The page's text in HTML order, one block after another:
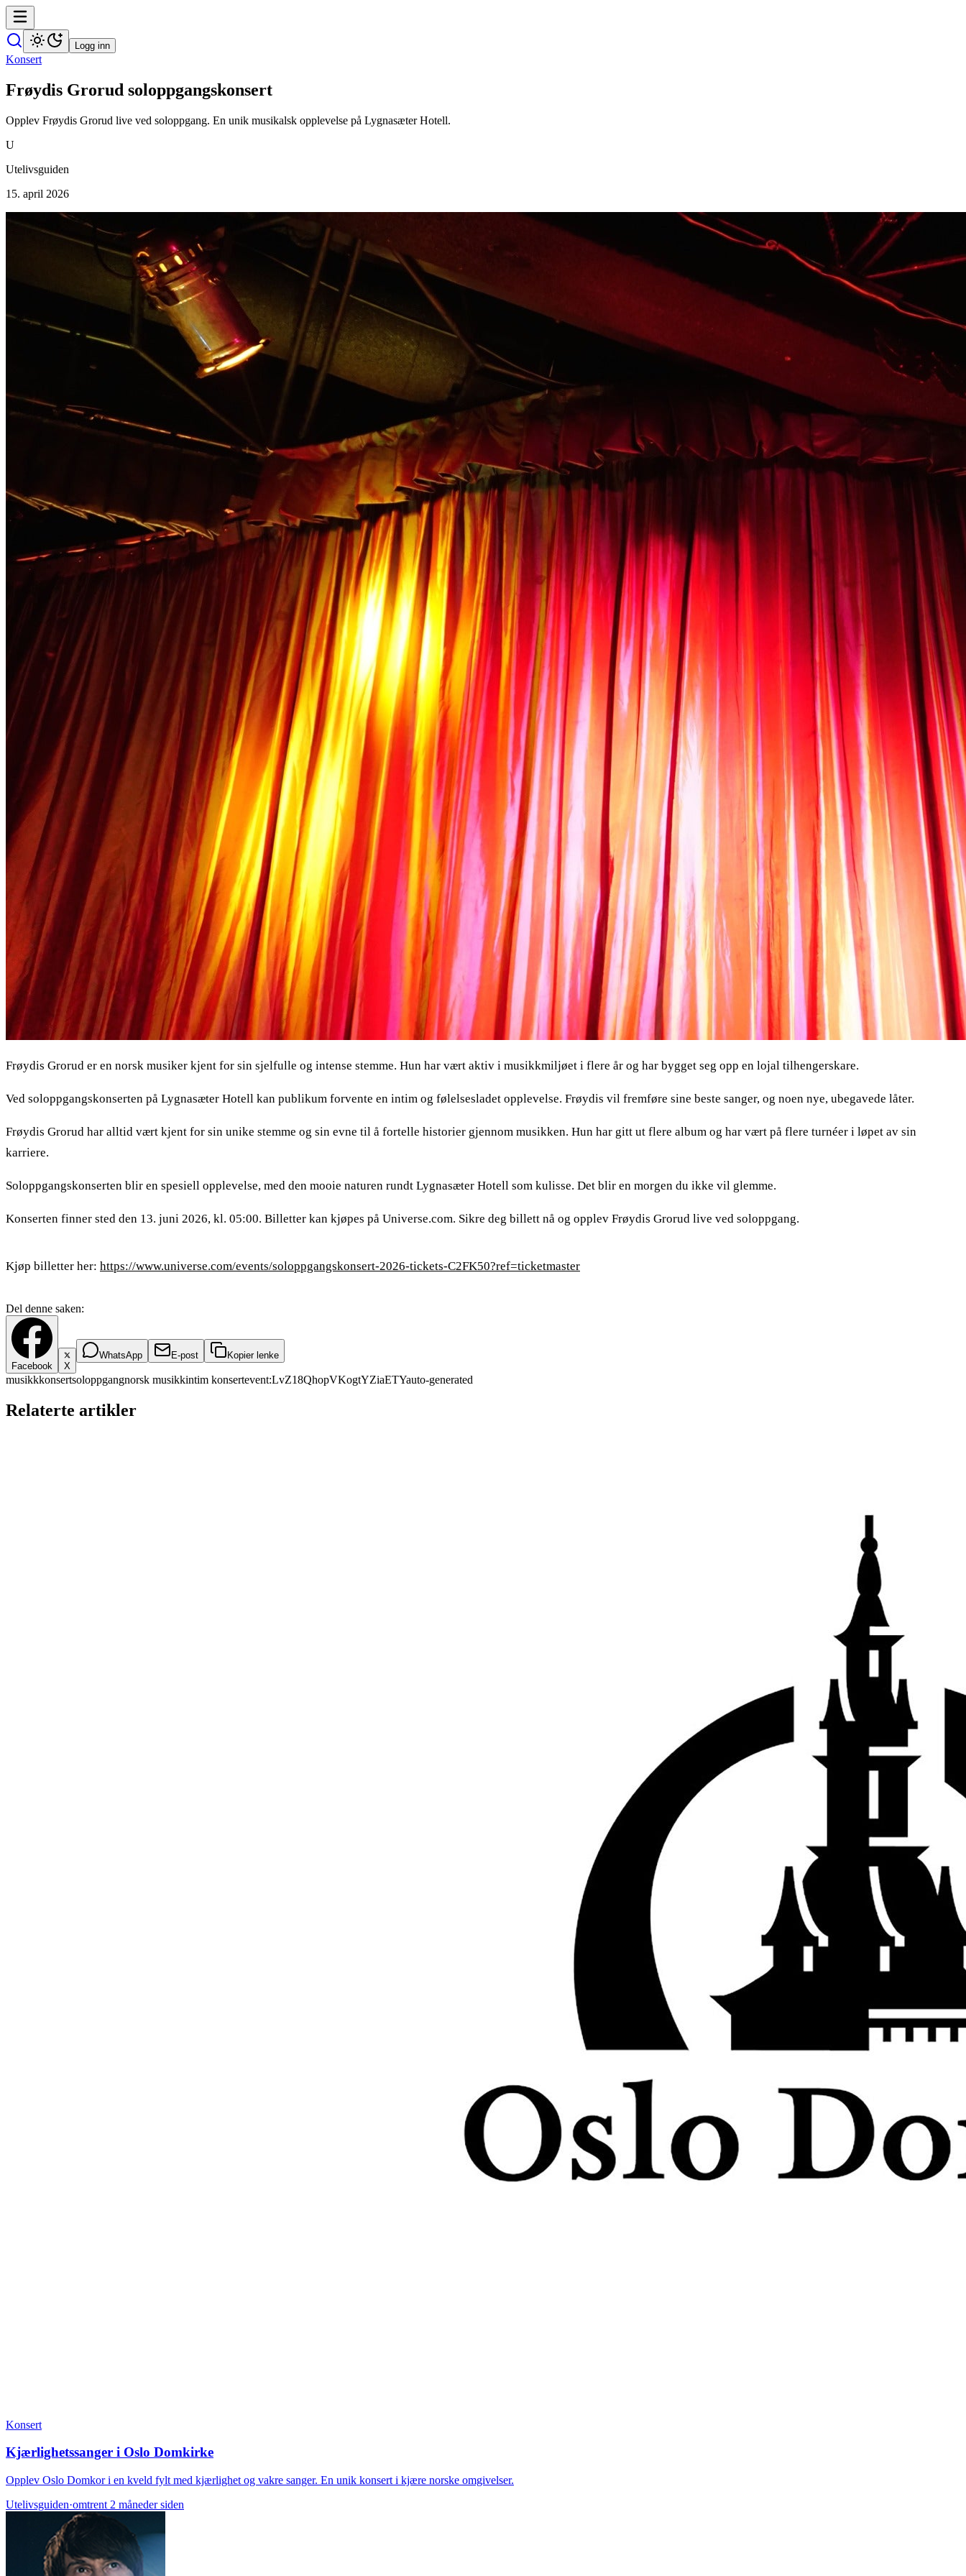
Logg inn
Konsert
Frøydis Grorud soloppgangskonsert
Opplev Frøydis Grorud live ved soloppgang. En unik musikalsk opplevelse på Lygnasæter Hotell.
U
Utelivsguiden
15. april 2026
Frøydis Grorud er en norsk musiker kjent for sin sjelfulle og intense stemme. Hun har vært aktiv i musikkmiljøet i flere år og har bygget seg opp en lojal tilhengerskare.
Ved soloppgangskonserten på Lygnasæter Hotell kan publikum forvente en intim og følelsesladet opplevelse. Frøydis vil fremføre sine beste sanger, og noen nye, ubegavede låter.
Frøydis Grorud har alltid vært kjent for sin unike stemme og sin evne til å fortelle historier gjennom musikken. Hun har gitt ut flere album og har vært på flere turnéer i løpet av sin
karriere.
Soloppgangskonserten blir en spesiell opplevelse, med den mooie naturen rundt Lygnasæter Hotell som kulisse. Det blir en morgen du ikke vil glemme.
Konserten finner sted den 13. juni 2026, kl. 05:00. Billetter kan kjøpes på Universe.com. Sikre deg billett nå og opplev Frøydis Grorud live ved soloppgang.
Kjøp billetter her: https://www.universe.com/events/soloppgangskonsert-2026-tickets-C2FK50?ref=ticketmaster
Del denne saken:
Facebook X
WhatsApp E-post Kopier lenke
musikkkonsertsoloppgangnorsk musikkintim konsertevent:LvZ18QhopVKogtYZiaETYauto-generated
Relaterte artikler
Konsert
Kjærlighetssanger i Oslo Domkirke
Opplev Oslo Domkor i en kveld fylt med kjærlighet og vakre sanger. En unik konsert i kjære norske omgivelser.
Utelivsguiden·omtrent 2 måneder siden